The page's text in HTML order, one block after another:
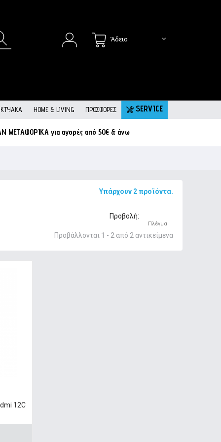
Άδειο
HOME & LIVING ΠΡΟΣΦΟΡΕΣ SERVICE
ΜΕΤΑΦΟΡΙΚΑ για αγορές από 50€ & άνω
Υπάρχουν 2 προϊόντα.
Προβολή:
Πλέγμα
Προβάλλονται 1 - 2 από 2 αντικείμενα
12C